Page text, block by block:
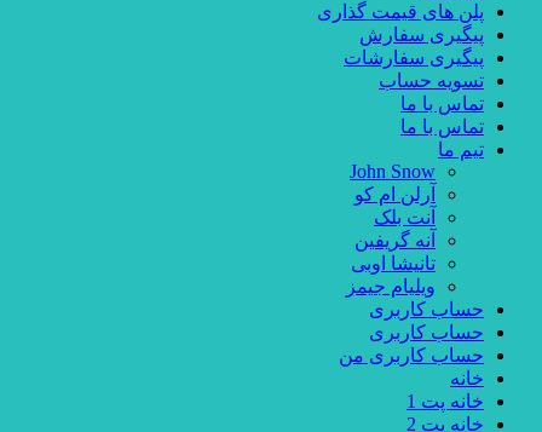
پلن های قیمت گذاری
پیگیری سفارش
پیگیری سفارشات
تسویه حساب
تماس با ما
تماس با ما
تیم ما
John Snow
آرلن ام کو
آنت بلک
آنه گریفین
تانیشا اوبی
ویلیام جیمز
حساب کاربری
حساب کاربری
حساب کاربری من
خانه
خانه پت 1
خانه پت 2